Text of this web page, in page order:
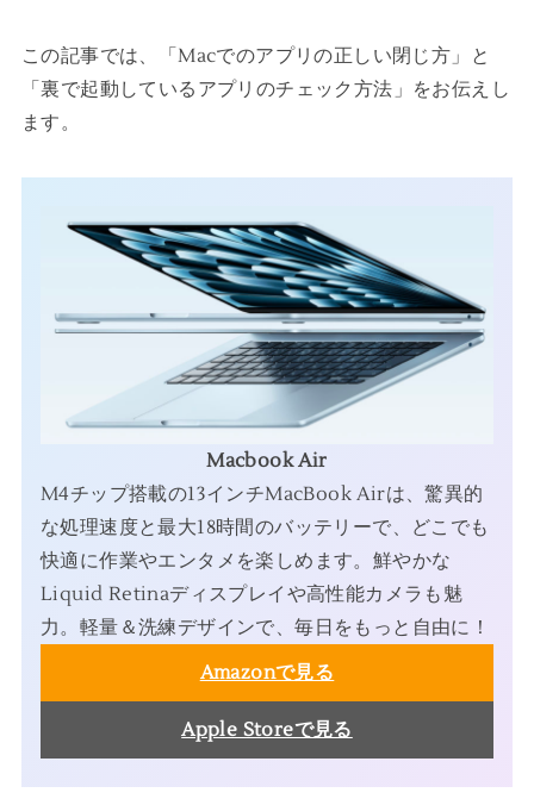
この記事では、「Macでのアプリの正しい閉じ方」と
「裏で起動しているアプリのチェック方法」をお伝えし
ます。
Macbook Air
M4チップ搭載の13インチMacBook Airは、驚異的
な処理速度と最大18時間のバッテリーで、どこでも
快適に作業やエンタメを楽しめます。鮮やかな
Liquid Retinaディスプレイや高性能カメラも魅
力。軽量＆洗練デザインで、毎日をもっと自由に！
Amazonで見る
Apple Storeで見る